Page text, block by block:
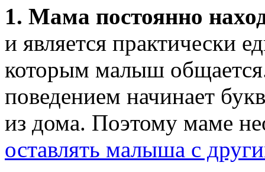
1. Мама постоянно
и является практически
которым малыш
поведением начинает
из дома. Поэтому маме
оставлять малыша с